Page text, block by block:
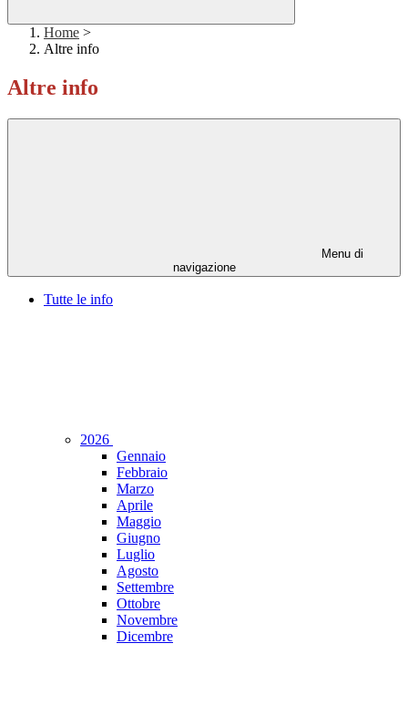
Home >
Altre info
Altre info
Menu di
navigazione
Tutte le info
2026
Gennaio
Febbraio
Marzo
Aprile
Maggio
Giugno
Luglio
Agosto
Settembre
Ottobre
Novembre
Dicembre